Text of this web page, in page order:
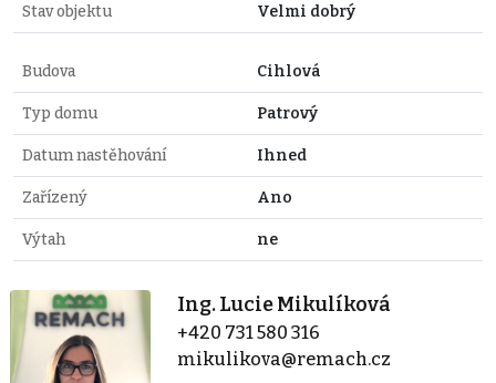
Stav objektu Velmi dobrý
Budova Cihlová
Typ domu Patrový
Datum nastěhování Ihned
Zařízený Ano
Výtah ne
Ing. Lucie Mikulíková
+420 731 580 316
mikulikova@remach.cz